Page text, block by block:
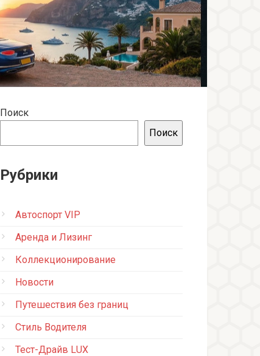
Поиск
Поиск
Рубрики
Автоспорт VIP
Аренда и Лизинг
Коллекционирование
Новости
Путешествия без границ
Стиль Водителя
Тест-Драйв LUX